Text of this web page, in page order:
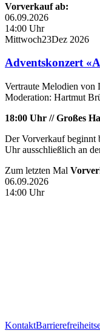
Vorverkauf ab:
06.09.2026
14:00 Uhr
Mittwoch23Dez 2026
Adventskonzert
Vertraute Melodien
Moderation: Hartmut
18:00 Uhr // Großes
Der Vorverkauf beginnt
Uhr ausschließlich an
Zum letzten Mal
06.09.2026
14:00 Uhr
Kontakt